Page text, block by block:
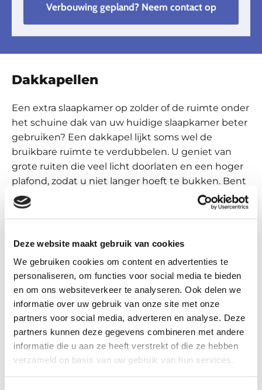
Deze website maakt gebruik van cookies
We gebruiken cookies om content en advertenties te
personaliseren, om functies voor social media te bieden
en om ons websiteverkeer te analyseren. Ook delen we
informatie over uw gebruik van onze site met onze
partners voor social media, adverteren en analyse. Deze
partners kunnen deze gegevens combineren met andere
informatie die u aan ze heeft verstrekt of die ze hebben
verzameld op basis van uw gebruik van hun services.
Verbouwing gepland? Neem contact op
Dakkapellen
Een extra slaapkamer op zolder of de ruimte onder
het schuine dak van uw huidige slaapkamer beter
gebruiken? Een dakkapel lijkt soms wel de
bruikbare ruimte te verdubbelen. U geniet van
grote ruiten die veel licht doorlaten en een hoger
plafond, zodat u niet langer hoeft te bukken. Bent
u een aanbouw aan het plannen of gaat u de
zolder verbouwen? Wij adviseren u met plezier
Ja, ik wil een dakkapel